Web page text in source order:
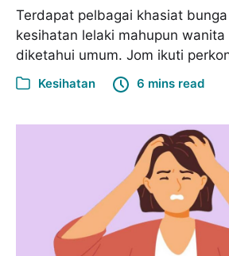
Terdapat pelbagai khasiat
kesihatan lelaki mahupun
diketahui umum. Jom ikuti
Kesihatan 6 mins read